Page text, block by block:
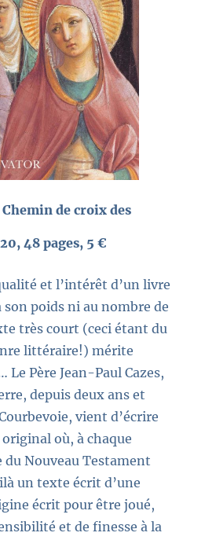
de croix des
48 pages, 5 €
et l’intérêt d’un livre
poids ni au nombre de
très court (ceci étant du
littéraire!) mérite
Père Jean-Paul Cazes,
depuis deux ans et
vient d’écrire
où, à chaque
Nouveau Testament
un texte écrit d’une
écrit pour être joué,
et de finesse à la